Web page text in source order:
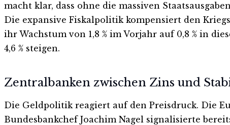
macht klar, dass ohne die massiven
Die expansive Fiskalpolitik kompensiert den
ihr Wachstum von 1,8 % im Vorjahr auf 0,8 % in
4,6 % steigen.
Zentralbanken zwischen Zins und
Die Geldpolitik reagiert auf den Preisdruck. Die
Bundesbankchef Joachim Nagel signalisierte